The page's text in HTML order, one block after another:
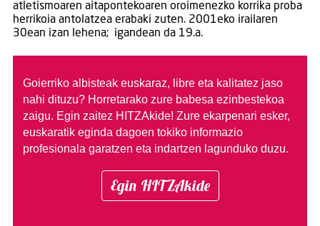
atletismoaren aitapontekoaren oroimenezko korrika proba
herrikoia antolatzea erabaki zuten. 2001eko irailaren
30ean izan lehena; igandean da 19.a.
Goierriko albisteak euskaraz, libre eta kalitatez jaso
nahi dituzu? Horretarako zure babesa ezinbestekoa
zaigu. Egin zaitez HITZAkide! Zure ekarpenari esker,
euskaratik eginda dagoen tokiko informazio
profesionala garatzen eta indartzen lagunduko duzu.
Egin HITZAkide